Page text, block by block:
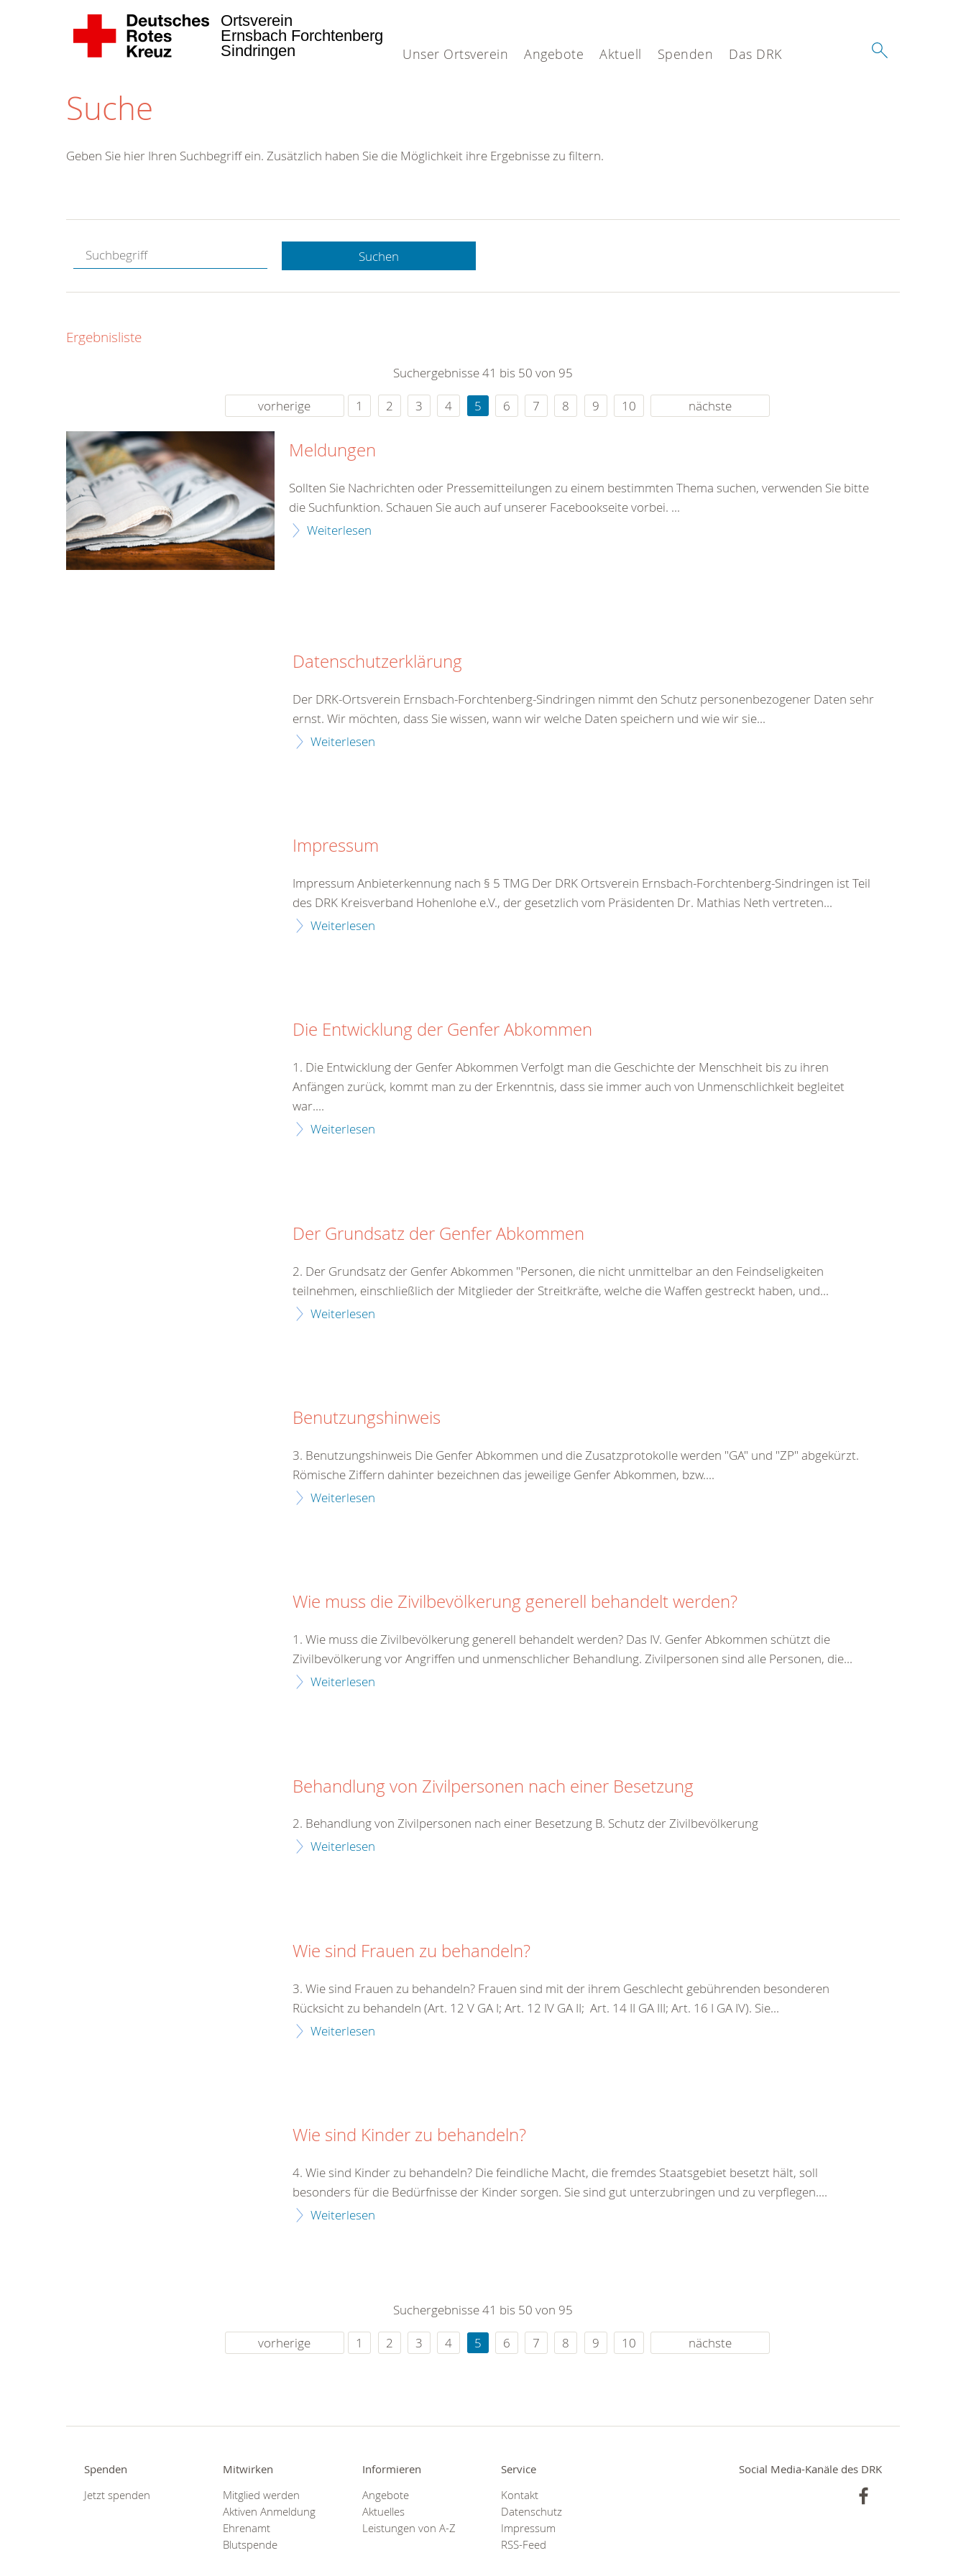
Unser Ortsverein Angebote Aktuell Spenden Das DRK
Ortsverein
Ernsbach Forchtenberg
Sindringen
Suche
Hotline.
gerne.
rund um die Uhr
Geben Sie hier Ihren Suchbegriff ein. Zusätzlich haben Sie die Möglichkeit ihre Ergebnisse zu filtern.
Suchen
Ergebnisliste
Suchergebnisse 41 bis 50 von 95
vorherige
1 2 3 4 5 6 7 8 9 10 nächste
Meldungen
Sollten Sie Nachrichten oder Pressemitteilungen zu einem bestimmten Thema suchen, verwenden Sie bitte
die Suchfunktion. Schauen Sie auch auf unserer Facebookseite vorbei. ...
Weiterlesen
Datenschutzerklärung
Der DRK-Ortsverein Ernsbach-Forchtenberg-Sindringen nimmt den Schutz personenbezogener Daten sehr
ernst. Wir möchten, dass Sie wissen, wann wir welche Daten speichern und wie wir sie...
Weiterlesen
Impressum
Impressum Anbieterkennung nach § 5 TMG Der DRK Ortsverein Ernsbach-Forchtenberg-Sindringen ist Teil
des DRK Kreisverband Hohenlohe e.V., der gesetzlich vom Präsidenten Dr. Mathias Neth vertreten...
Weiterlesen
Die Entwicklung der Genfer Abkommen
1. Die Entwicklung der Genfer Abkommen Verfolgt man die Geschichte der Menschheit bis zu ihren
Anfängen zurück, kommt man zu der Erkenntnis, dass sie immer auch von Unmenschlichkeit begleitet
war....
Weiterlesen
Der Grundsatz der Genfer Abkommen
2. Der Grundsatz der Genfer Abkommen "Personen, die nicht unmittelbar an den Feindseligkeiten
teilnehmen, einschließlich der Mitglieder der Streitkräfte, welche die Waffen gestreckt haben, und...
Weiterlesen
Benutzungshinweis
3. Benutzungshinweis Die Genfer Abkommen und die Zusatzprotokolle werden "GA" und "ZP" abgekürzt.
Römische Ziffern dahinter bezeichnen das jeweilige Genfer Abkommen, bzw....
Weiterlesen
Wie muss die Zivilbevölkerung generell behandelt werden?
1. Wie muss die Zivilbevölkerung generell behandelt werden? Das IV. Genfer Abkommen schützt die
Zivilbevölkerung vor Angriffen und unmenschlicher Behandlung. Zivilpersonen sind alle Personen, die...
Weiterlesen
Behandlung von Zivilpersonen nach einer Besetzung
2. Behandlung von Zivilpersonen nach einer Besetzung B. Schutz der Zivilbevölkerung
Weiterlesen
Wie sind Frauen zu behandeln?
3. Wie sind Frauen zu behandeln? Frauen sind mit der ihrem Geschlecht gebührenden besonderen
Rücksicht zu behandeln (Art. 12 V GA I; Art. 12 IV GA II; Art. 14 II GA III; Art. 16 I GA IV). Sie...
Weiterlesen
Wie sind Kinder zu behandeln?
4. Wie sind Kinder zu behandeln? Die feindliche Macht, die fremdes Staatsgebiet besetzt hält, soll
besonders für die Bedürfnisse der Kinder sorgen. Sie sind gut unterzubringen und zu verpflegen....
Weiterlesen
Suchergebnisse 41 bis 50 von 95
vorherige
1 2 3 4 5 6 7 8 9 10 nächste
Spenden
Jetzt spenden
Mitwirken
Mitglied werden
Aktiven Anmeldung
Ehrenamt
Blutspende
Informieren
Angebote
Aktuelles
Leistungen von A-Z
Service
Kontakt
Datenschutz
Impressum
RSS-Feed
Social Media-Kanäle des DRK